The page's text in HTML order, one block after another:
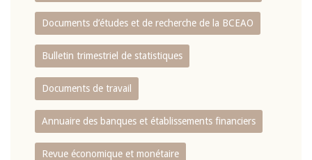
Documents d’études et de recherche de la BCEAO
Bulletin trimestriel de statistiques
Documents de travail
Annuaire des banques et établissements financiers
Revue économique et monétaire